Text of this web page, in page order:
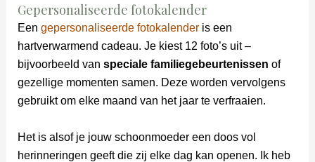
Gepersonaliseerde fotokalender
Een gepersonaliseerde fotokalenderis een
hartverwarmend cadeau. Je kiest 12 foto’s uit –
bijvoorbeeld van speciale familiegebeurtenissen of
gezellige momenten samen. Deze worden vervolgens
gebruikt om elke maand van het jaar te verfraaien.
Het is alsof je jouw schoonmoeder een doos vol
herinneringen geeft die zij elke dag kan openen. Ik heb